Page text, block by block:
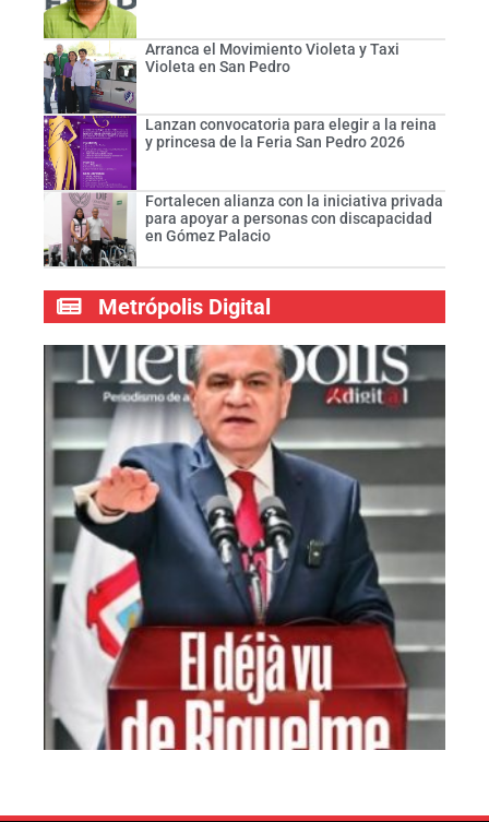
Arranca el Movimiento Violeta y Taxi
Violeta en San Pedro
Lanzan convocatoria para elegir a la reina
y princesa de la Feria San Pedro 2026
Fortalecen alianza con la iniciativa privada
para apoyar a personas con discapacidad
en Gómez Palacio
Metrópolis Digital